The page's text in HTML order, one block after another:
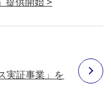
提供開始 >
実証事業」を